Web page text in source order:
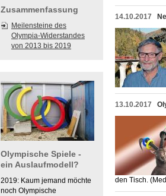
Zusammenfassung
Meilensteine des
Olympia-Widerstandes
von 2013 bis 2019
Olympische Spiele -
ein Auslaufmodell?
2019: Kaum jemand möchte
noch Olympische
14.10.2017
13.10.2017
den Tisch.